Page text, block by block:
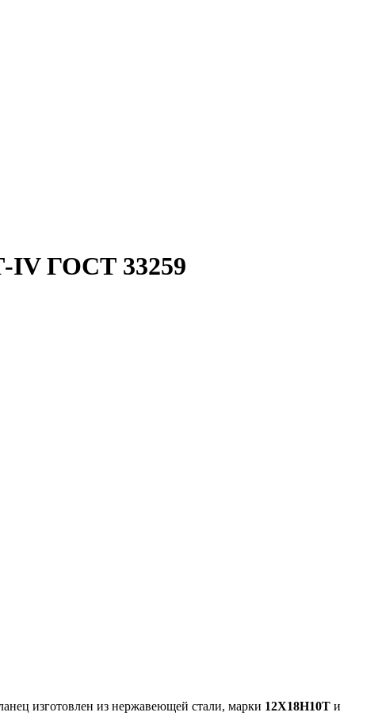
IV ГОСТ 33259
изготовлен из нержавеющей стали, марки 12Х18Н10Т и